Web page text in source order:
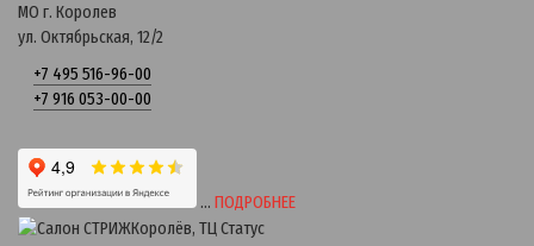
МО г. Королев
ул. Октябрьская, 12/2
+7 495 516-96-00
+7 916 053-00-00
… ПОДРОБНЕЕ